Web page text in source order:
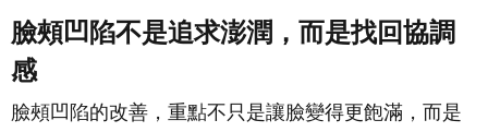
臉頰凹陷不是追求澎潤，而是找回協調
感
臉頰凹陷的改善，重點不只是讓臉變得更飽滿，而是